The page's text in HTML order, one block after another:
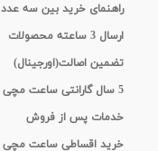
راهنمای خرید بین سه عدد
ارسال 3 ساعته محصولات
تضمین اصالت(اورجینال)
5 سال گارانتی ساعت مچی
خدمات پس از فروش
خرید اقساطی ساعت مچی